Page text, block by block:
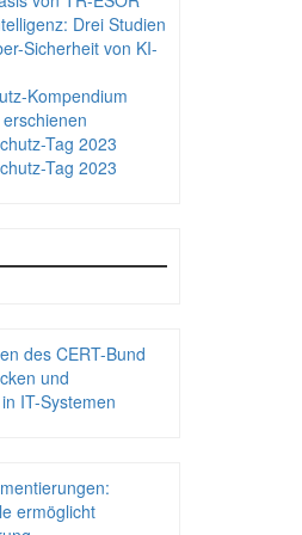
Drei Studien
Sicherheit von KI-
Kompendium
Tag 2023
Tag 2023
des CERT-Bund
und
IT-Systemen
ermöglicht